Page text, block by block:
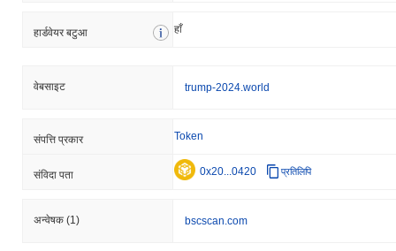
हार्डवेयर बटुआ हाँ
वेबसाइट trump-2024.world
संपत्ति प्रकार Token
संविदा पता 0x20...0420 प्रतिलिपि
अन्वेषक (1) bscscan.com